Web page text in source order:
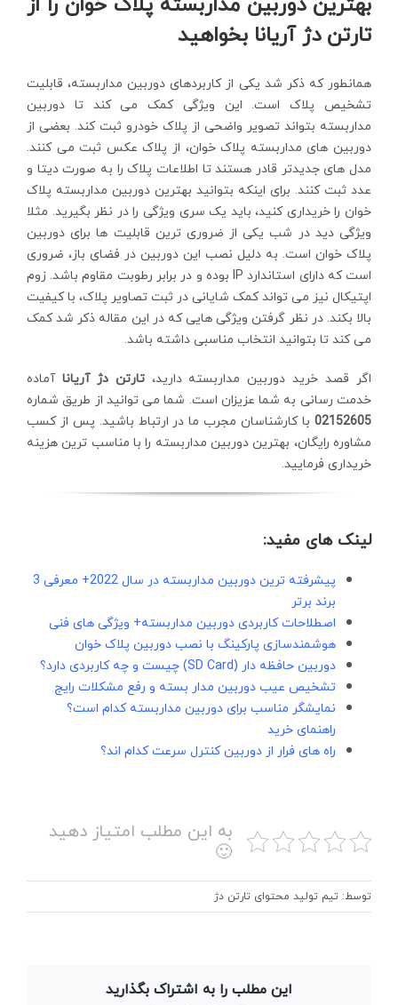
تارتن دژ آریانا بخواهید
همانطور که ذکر شد یکی از کاربردهای دوربین مداربسته، قابلیت
تشخیص پلاک است. این ویژگی کمک می کند تا دوربین
مداربسته بتواند تصویر واضحی از پلاک خودرو ثبت کند. بعضی از
دوربین های مداربسته پلاک خوان، از پلاک عکس ثبت می کنند.
مدل های جدیدتر قادر هستند تا اطلاعات پلاک را به صورت دیتا و
عدد ثبت کنند. برای اینکه بتوانید بهترین دوربین مداربسته پلاک
خوان را خریداری کنید، باید یک سری ویژگی را در نظر بگیرید. مثلا
ویژگی دید در شب یکی از ضروری ترین قابلیت ها برای دوربین
پلاک خوان است. به دلیل نصب این دوربین در فضای باز، ضروری
است که دارای استاندارد IP بوده و در برابر رطوبت مقاوم باشد. زوم
اپتیکال نیز می تواند کمک شایانی در ثبت تصاویر پلاک، با کیفیت
بالا بکند. در نظر گرفتن ویژگی هایی که در این مقاله ذکر شد کمک
می کند تا بتوانید انتخاب مناسبی داشته باشد.
اگر قصد خرید دوربین مداربسته دارید،تارتن دژ آریانا آماده
خدمت رسانی به شما عزیزان است. شما می توانید از طریق شماره
02152605با کارشناسان مجرب ما در ارتباط باشید. پس از کسب
مشاوره رایگان، بهترین دوربین مداربسته را با مناسب ترین هزینه
خریداری فرمایید.
لینک های مفید:
پیشرفته ترین دوربین مداربسته در سال 2022+ معرفی 3
برند برتر
اصطلاحات کاربردی دوربین مداربسته+ ویژگی های فنی
هوشمندسازی پارکینگ با نصب دوربین پلاک خوان
دوربین حافظه دار (SD Card) چیست و چه کاربردی دارد؟
تشخیص عیب دوربین مدار بسته و رفع مشکلات رایج
نمایشگر مناسب برای دوربین مداربسته کدام است؟
راهنمای خرید
راه های فرار از دوربین کنترل سرعت کدام اند؟
به این مطلب امتیاز دهید
🙂
توسط: تیم تولید محتوای تارتن دژ
این مطلب را به اشتراک بگذارید